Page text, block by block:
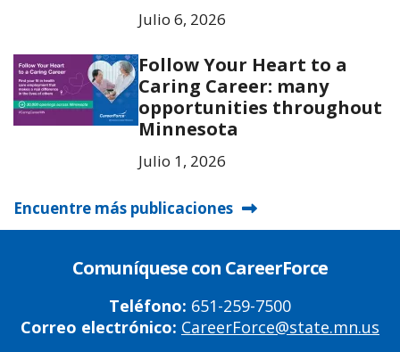
Julio 6, 2026
Follow Your Heart to a
Caring Career: many
opportunities throughout
Minnesota
Julio 1, 2026
Encuentre más publicaciones
Comuníquese con CareerForce
Teléfono: 651-259-7500
Correo electrónico: CareerForce@state.mn.us